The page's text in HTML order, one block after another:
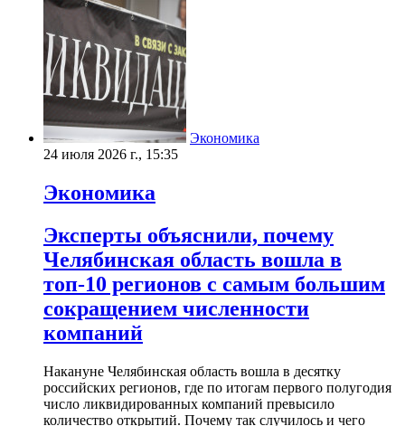
Экономика
24 июля 2026 г., 15:35
Экономика
Эксперты объяснили, почему
Челябинская область вошла в
топ-10 регионов с самым большим
сокращением численности
компаний
Накануне Челябинская область вошла в десятку
российских регионов, где по итогам первого полугодия
число ликвидированных компаний превысило
количество открытий. Почему так случилось и чего